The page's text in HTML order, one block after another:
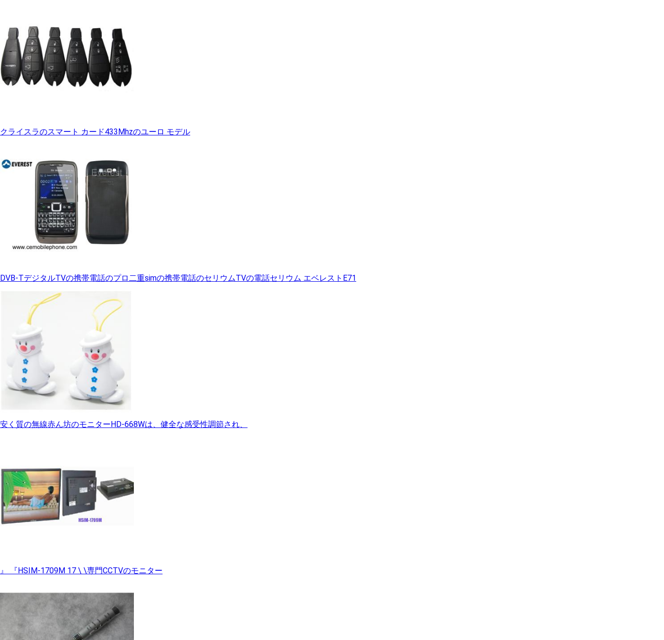
クライスラのスマート カード433Mhzのユーロ モデル
DVB-TデジタルTVの携帯電話のプロ二重simの携帯電話のセリウムTVの電話セリウム エベレストE71
安く質の無線赤ん坊のモニターHD-668Wは、健全な感受性調節され、
』 『HSIM-1709M 17 \ \専門CCTVのモニター